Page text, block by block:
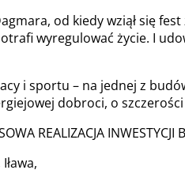
od kiedy wziął się
wyregulować życie. I
i sportu – na jednej z
dobroci, o
REALIZACJA INWESTYCJI